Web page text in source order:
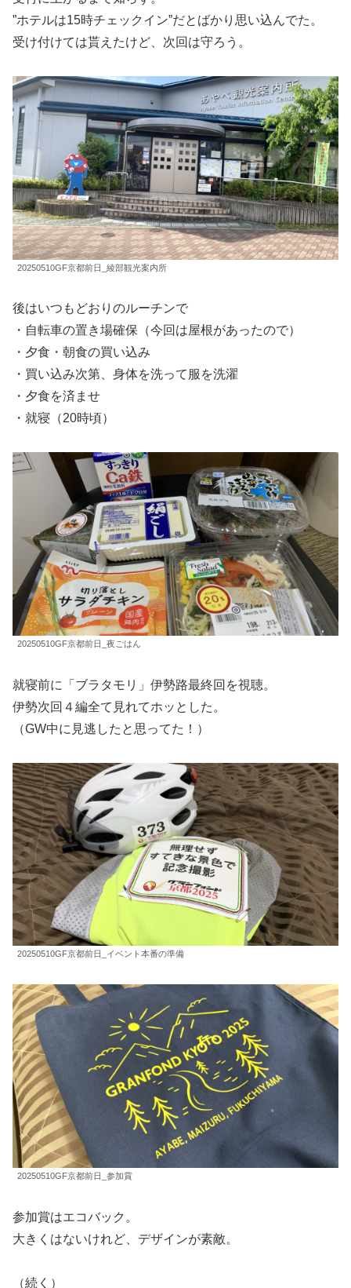
”ホテルは15時チェックイン”だとばかり思い込んでた。
受け付けては貰えたけど、次回は守ろう。
20250510GF京都前日_綾部観光案内所
後はいつもどおりのルーチンで
・自転車の置き場確保（今回は屋根があったので）
・夕食・朝食の買い込み
・買い込み次第、身体を洗って服を洗濯
・夕食を済ませ
・就寝（20時頃）
20250510GF京都前日_夜ごはん
就寝前に「ブラタモリ」伊勢路最終回を視聴。
伊勢次回４編全て見れてホッとした。
（GW中に見逃したと思ってた！）
20250510GF京都前日_イベント本番の準備
20250510GF京都前日_参加賞
参加賞はエコバック。
大きくはないけれど、デザインが素敵。
（続く）